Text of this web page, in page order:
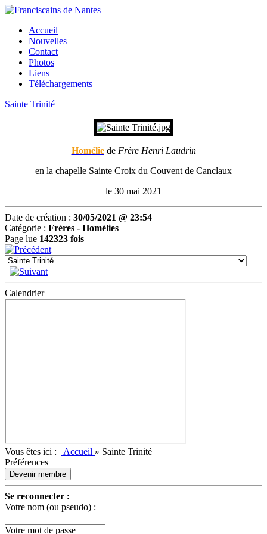
Accueil
Nouvelles
Contact
Photos
Liens
Téléchargements
Sainte Trinité
HoméliedeFrère Henri Laudrin
en la chapelle Sainte Croix du Couvent de Canclaux
le 30 mai 2021
Date de création : 30/05/2021 @ 23:54
Catégorie : Frères - Homélies
Page lue 142323 fois
Calendrier
Vous êtes ici : Accueil » Sainte Trinité
Préférences
Devenir membre
Se reconnecter :
Votre nom (ou pseudo) :
Votre mot de passe